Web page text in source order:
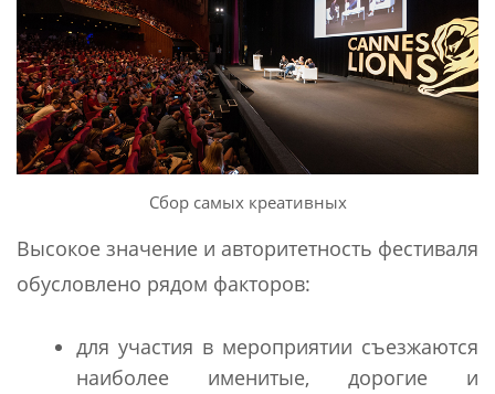
Сбор самых креативных
Высокое значение и авторитетность фестиваля
обусловлено рядом факторов:
для участия в мероприятии съезжаются
наиболее именитые, дорогие и